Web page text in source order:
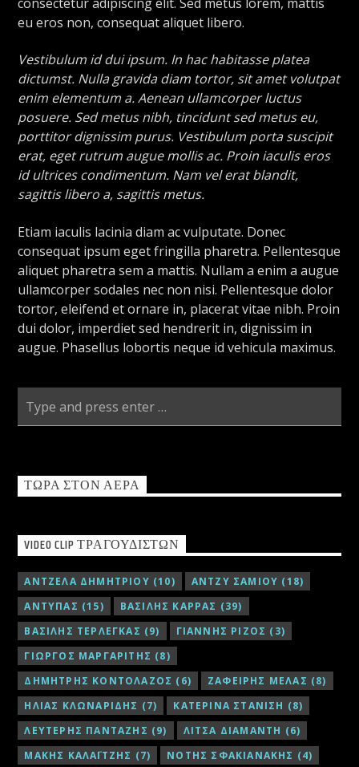
eu eros non, consequat aliquet libero.
Vestibulum id dui ipsum. In hac habitasse platea
dictumst. Nulla gravida diam tortor, sit amet volutpat
enim elementum a. Aenean ullamcorper luctus
posuere. Sed metus nibh, tincidunt sed metus eu,
porttitor dignissim purus. Vestibulum porta suscipit
erat, eget rutrum augue mollis ac. Proin iaculis eros
id ultrices condimentum. Nam vel erat blandit,
sagittis libero a, sagittis metus.
Etiam iaculis lacinia diam ac vulputate. Donec
consequat ipsum eget fringilla pharetra. Pellentesque
aliquet pharetra sem a mattis. Nullam a enim a augue
ullamcorper sodales nec non nisi. Pellentesque dolor
tortor, eleifend et ornare in, placerat vitae nibh. Proin
dui dolor, imperdiet sed hendrerit in, dignissim in
augue. Phasellus lobortis neque id vehicula maximus.
ΤΏΡΑ ΣΤΟΝ ΑΈΡΑ
VIDEO CLIP ΤΡΑΓΟΥΔΙΣΤΏΝ
ΑΝΤΖΕΛΑ ΔΗΜΗΤΡΙΟΥ (10) ΑΝΤΖΥ ΣΑΜΙΟΥ (18)
ΑΝΤΥΠΑΣ (15) ΒΑΣΙΛΗΣ ΚΑΡΡΑΣ (39)
ΒΑΣΙΛΗΣ ΤΕΡΛΕΓΚΑΣ (9) ΓΙΑΝΝΗΣ ΡΙΖΟΣ (3)
ΓΙΩΡΓΟΣ ΜΑΡΓΑΡΙΤΗΣ (8)
ΔΗΜΗΤΡΗΣ ΚΟΝΤΟΛΑΖΟΣ (6) ΖΑΦΕΙΡΗΣ ΜΕΛΑΣ (8)
ΗΛΙΑΣ ΚΛΩΝΑΡΙΔΗΣ (7) ΚΑΤΕΡΙΝΑ ΣΤΑΝΙΣΗ (8)
ΛΕΥΤΕΡΗΣ ΠΑΝΤΑΖΗΣ (9) ΛΙΤΣΑ ΔΙΑΜΑΝΤΗ (6)
ΜΑΚΗΣ ΚΑΛΑΪΤΖΗΣ (7) ΝΟΤΗΣ ΣΦΑΚΙΑΝΑΚΗΣ (4)